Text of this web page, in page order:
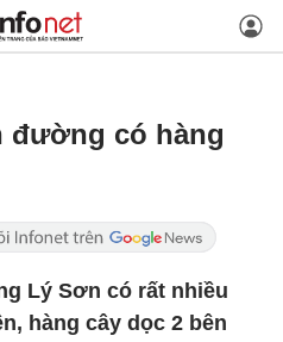
đường có hàng
Lý Sơn có rất nhiều
hàng cây dọc 2 bên